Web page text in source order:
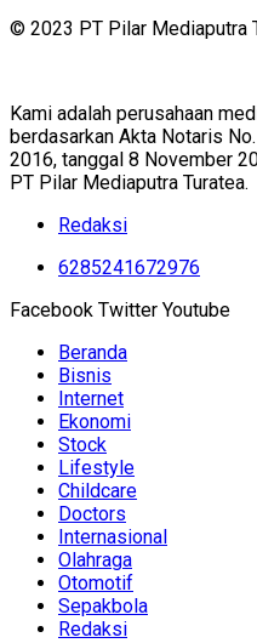
© 2023 PT Pilar Mediaputra
Kami adalah perusahaan
berdasarkan Akta Notaris
2016, tanggal 8 November
PT Pilar Mediaputra Turatea.
Redaksi
6285241672976
Facebook Twitter Youtube
Beranda
Bisnis
Internet
Ekonomi
Stock
Lifestyle
Childcare
Doctors
Internasional
Olahraga
Otomotif
Sepakbola
Redaksi